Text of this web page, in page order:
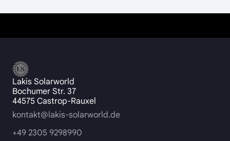
Lakis Solarworld
Bochumer Str. 37
44575 Castrop-Rauxel
kontakt@lakis-solarworld.de
+49 2305 9298990